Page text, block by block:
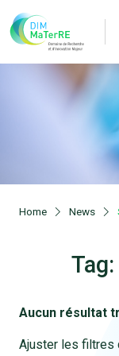
Home News
Aucun résultat
Ajuster les filtres